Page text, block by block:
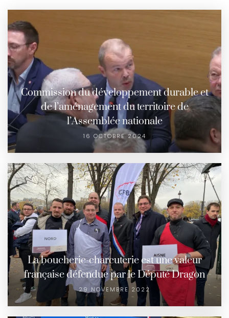
Commission du développement durable et
de l’aménagement du territoire de
l’Assemblée nationale
16 OCTOBRE 2024
La boucherie-charcuterie est une valeur
française défendue par le Député Dragon
29 NOVEMBRE 2022